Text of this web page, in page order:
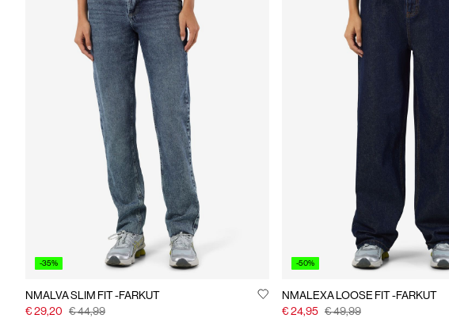
-35%
NMALVA SLIM FIT -FARKUT
€ 29,20 € 44,99
-50%
NMALEXA LOOSE FIT -FARKUT
€ 24,95 € 49,99